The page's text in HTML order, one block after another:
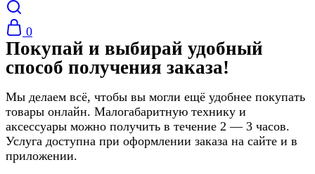
0
Покупай и выбирай удобный
способ получения заказа!
Мы делаем всё, чтобы вы могли ещё удобнее покупать
товары онлайн. Малогабаритную технику и
аксессуары можно получить в течение 2 — 3 часов.
Услуга доступна при оформлении заказа на сайте и в
приложении.